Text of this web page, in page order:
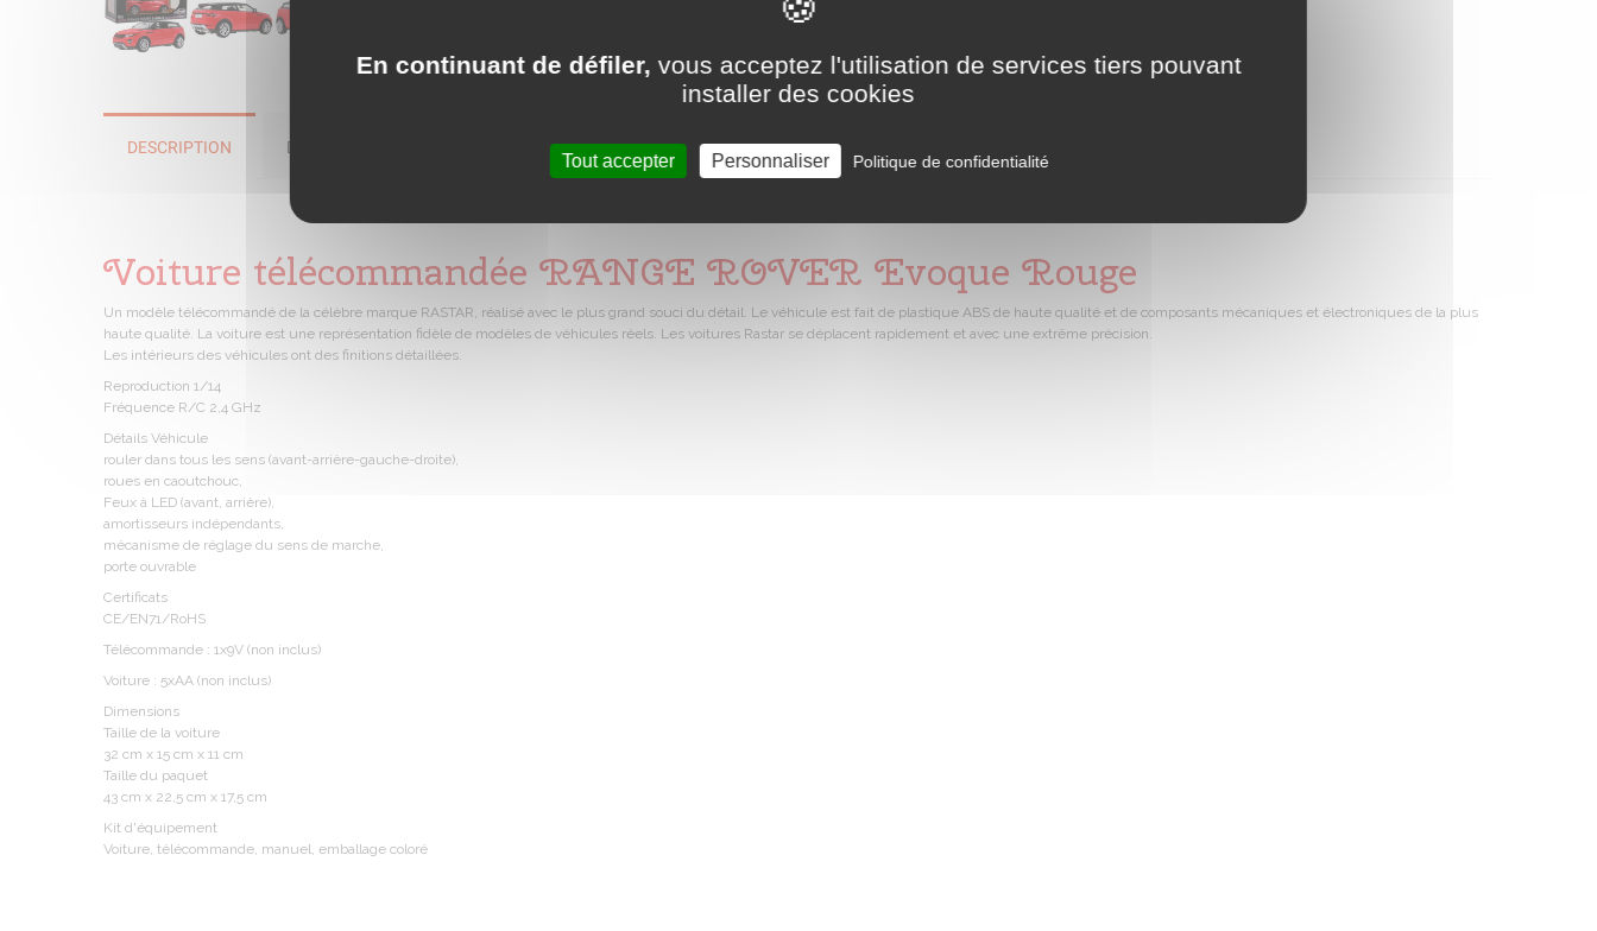
DESCRIPTION DÉTAILS DU PRODUIT
Voiture télécommandée RANGE ROVER Evoque Rouge
Un modèle télécommandé de la célèbre marque RASTAR, réalisé avec le plus grand souci du détail. Le véhicule est fait de plastique ABS de haute qualité et de composants mécaniques et électroniques de la plus
haute qualité. La voiture est une représentation fidèle de modèles de véhicules réels. Les voitures Rastar se déplacent rapidement et avec une extrême précision.
Les intérieurs des véhicules ont des finitions détaillées.
Reproduction 1/14
Fréquence R/C 2,4 GHz
Détails Véhicule
rouler dans tous les sens (avant-arrière-gauche-droite),
roues en caoutchouc,
Feux à LED (avant, arrière),
amortisseurs indépendants,
mécanisme de réglage du sens de marche,
porte ouvrable
Certificats
CE/EN71/RoHS
Télécommande : 1x9V (non inclus)
Voiture : 5xAA (non inclus)
Dimensions
Taille de la voiture
32 cm x 15 cm x 11 cm
Taille du paquet
43 cm x 22,5 cm x 17,5 cm
Kit d'équipement
Voiture, télécommande, manuel, emballage coloré
En continuant de défiler, vous acceptez l'utilisation de services tiers pouvant
installer des cookies
Tout accepter Personnaliser Politique de confidentialité